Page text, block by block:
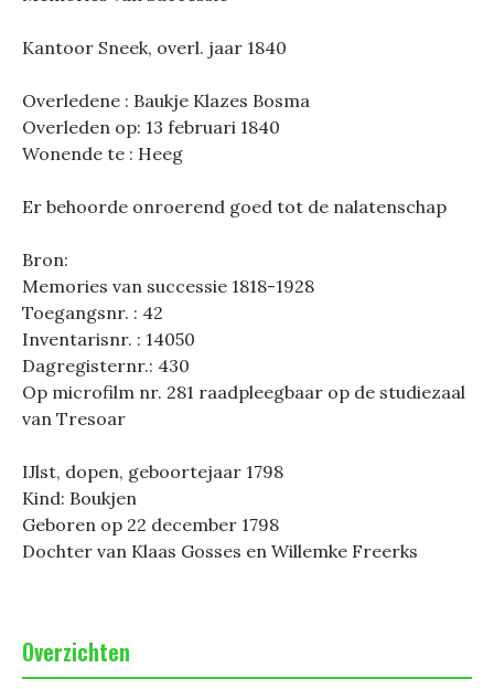
Kantoor Sneek, overl. jaar 1840
Overledene : Baukje Klazes Bosma
Overleden op: 13 februari 1840
Wonende te : Heeg
Er behoorde onroerend goed tot de nalatenschap
Bron:
Memories van successie 1818-1928
Toegangsnr. : 42
Inventarisnr. : 14050
Dagregisternr.: 430
Op microfilm nr. 281 raadpleegbaar op de studiezaal
van Tresoar
IJlst, dopen, geboortejaar 1798
Kind: Boukjen
Geboren op 22 december 1798
Dochter van Klaas Gosses en Willemke Freerks
Overzichten